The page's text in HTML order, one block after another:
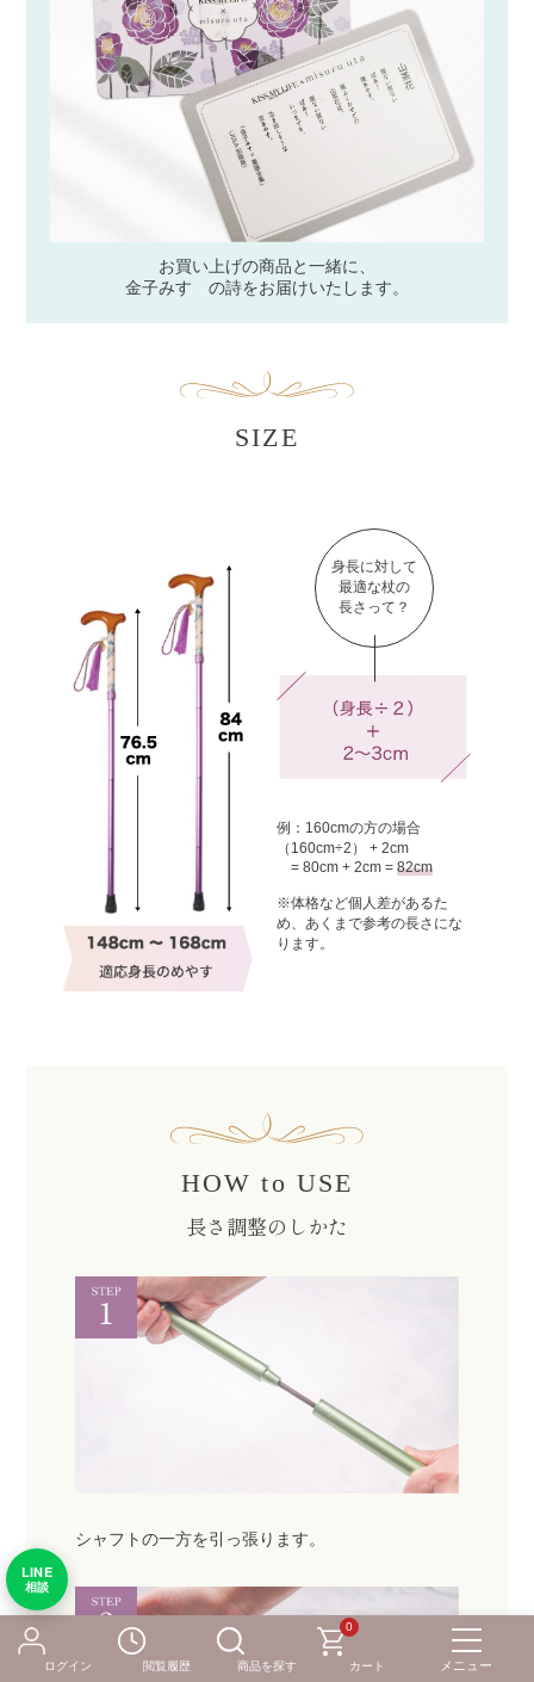
ログイン 閲覧履歴 商品を探す
0
カート
お買い上げの商品と一緒に、
金子みすゞの詩をお届けいたします。
SIZE
身長に対して
最適な杖の
長さって？
例：160cmの方の場合
（160cm÷2） + 2cm
= 80cm + 2cm =82cm
※体格など個人差があるた
め、あくまで参考の長さにな
ります。
HOW to USE
長さ調整のしかた
シャフトの一方を引っ張ります。
LINE
相談